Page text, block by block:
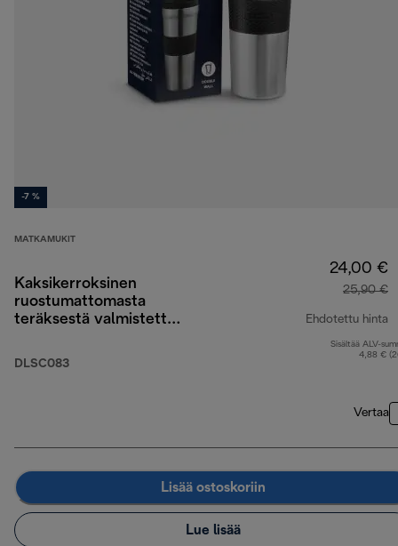
-7 %
MATKAMUKIT
Kaksikerroksinen
ruostumattomasta
teräksestä valmistettu
DLSC083
24,00 €
25,90 €
Ehdotettu hinta
Sisältää ALV-
4,88 €
Vertaa
Lisää ostoskoriin
Lue lisää